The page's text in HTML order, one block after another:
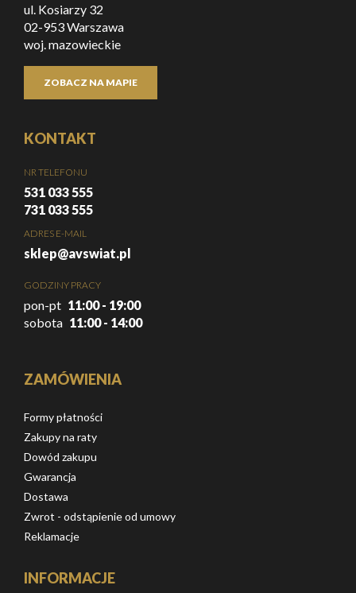
ul. Kosiarzy 32
02-953 Warszawa
woj. mazowieckie
ZOBACZ NA MAPIE
KONTAKT
NR TELEFONU
531 033 555
731 033 555
ADRES E-MAIL
sklep@avswiat.pl
GODZINY PRACY
pon-pt 11:00 - 19:00
sobota 11:00 - 14:00
ZAMÓWIENIA
Formy płatności
Zakupy na raty
Dowód zakupu
Gwarancja
Dostawa
Zwrot - odstąpienie od umowy
Reklamacje
INFORMACJE